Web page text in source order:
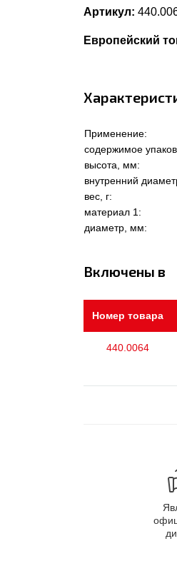
Артикул:
Европейский
Применение:
содержимое
высота, мм:
внутренний
вес, г:
материал 1:
диаметр, мм:
Включены в
Номер товара
440.0064